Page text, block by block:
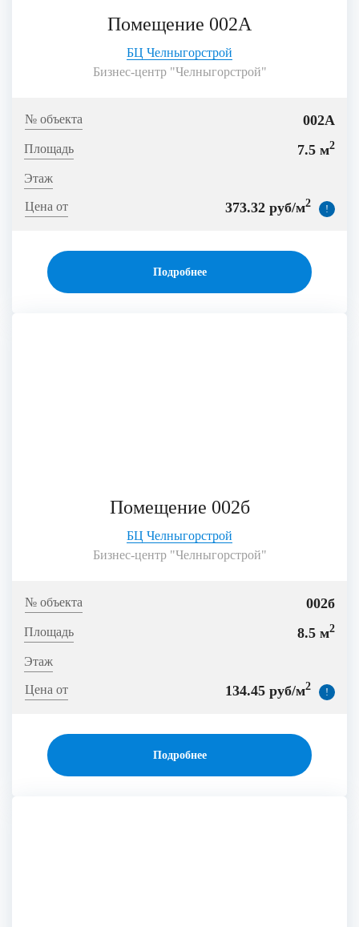
Помещение 002А
БЦ Челныгорстрой
Бизнес-центр "Челныгорстрой"
002А
7.5 м2
373.32 руб/м2 !
Подробнее
Помещение 002б
БЦ Челныгорстрой
Бизнес-центр "Челныгорстрой"
002б
8.5 м2
134.45 руб/м2 !
Подробнее